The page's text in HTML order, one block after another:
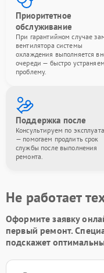
Приоритетное
обслуживание
При гарантийном случае
вентилятора системы
охлаждения выполняется
очереди — быстро устраняем
проблему.
Поддержка после
Консультируем по
— помогаем продлить срок
службы после выполнения
ремонта.
Не работает
Оформите заявку
первый ремонт.
подскажет